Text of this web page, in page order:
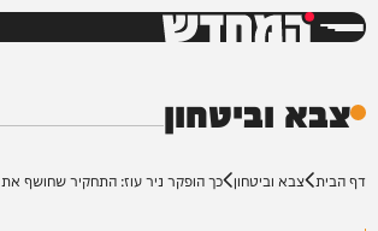
המחדש
צבא וביטחון
דף הבית צבא וביטחון כך הופקר ניר עוז: התחקיר שחושף את הכשל